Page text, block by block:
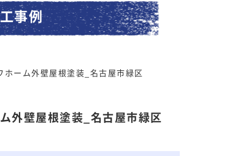
事例
ーム外壁屋根塗装_名古屋市緑区
外壁屋根塗装_名古屋市緑区